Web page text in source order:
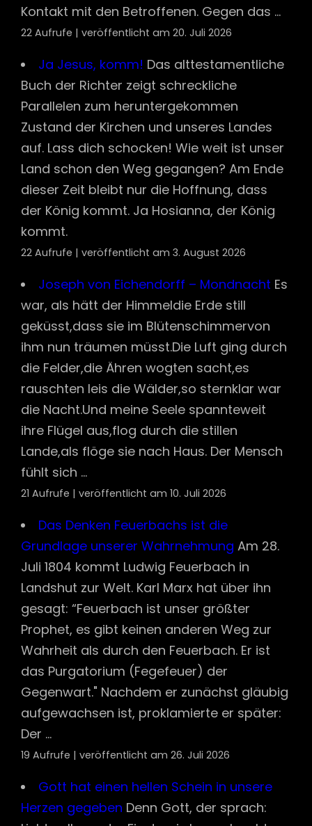
Kontakt mit den Betroffenen. Gegen das ...
22 Aufrufe | veröffentlicht am 20. Juli 2026
Ja Jesus, komm! Das alttestamentliche
Buch der Richter zeigt schreckliche
Parallelen zum heruntergekommen
Zustand der Kirchen und unseres Landes
auf. Lass dich schocken! Wie weit ist unser
Land schon den Weg gegangen? Am Ende
dieser Zeit bleibt nur die Hoffnung, dass
der König kommt. Ja Hosianna, der König
kommt.
22 Aufrufe | veröffentlicht am 3. August 2026
Joseph von Eichendorff – Mondnacht Es
war, als hätt der Himmeldie Erde still
geküsst,dass sie im Blütenschimmervon
ihm nun träumen müsst.Die Luft ging durch
die Felder,die Ähren wogten sacht,es
rauschten leis die Wälder,so sternklar war
die Nacht.Und meine Seele spannteweit
ihre Flügel aus,flog durch die stillen
Lande,als flöge sie nach Haus. Der Mensch
fühlt sich ...
21 Aufrufe | veröffentlicht am 10. Juli 2026
Das Denken Feuerbachs ist die
Grundlage unserer Wahrnehmung Am 28.
Juli 1804 kommt Ludwig Feuerbach in
Landshut zur Welt. Karl Marx hat über ihn
gesagt: “Feuerbach ist unser größter
Prophet, es gibt keinen anderen Weg zur
Wahrheit als durch den Feuerbach. Er ist
das Purgatorium (Fegefeuer) der
Gegenwart." Nachdem er zunächst gläubig
aufgewachsen ist, proklamierte er später:
Der ...
19 Aufrufe | veröffentlicht am 26. Juli 2026
Gott hat einen hellen Schein in unsere
Herzen gegeben Denn Gott, der sprach: